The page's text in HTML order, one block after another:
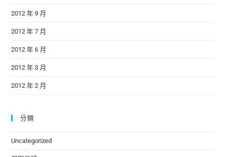
2012 年 9 月
2012 年 7 月
2012 年 6 月
2012 年 3 月
2012 年 2 月
分類
Uncategorized